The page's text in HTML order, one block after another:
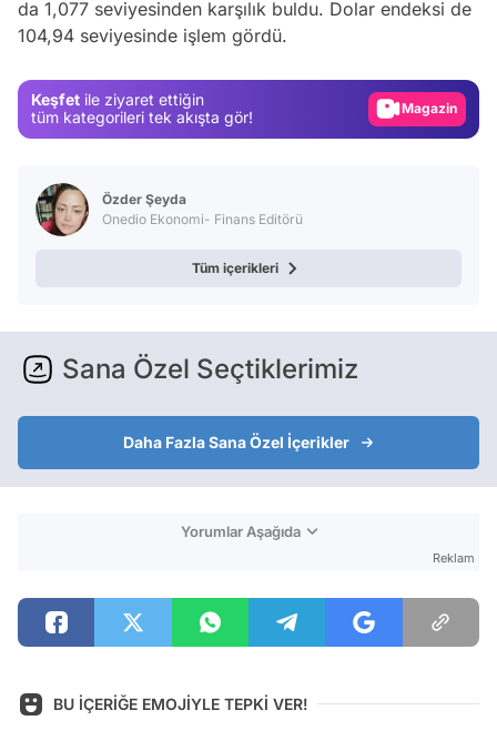
da 1,077 seviyesinden karşılık buldu. Dolar endeksi de
104,94 seviyesinde işlem gördü.
Keşfet ile ziyaret ettiğin
tüm kategorileri tek akışta gör!
Magazin
Özder Şeyda
Onedio Ekonomi- Finans Editörü
Tüm içerikleri
Sana Özel Seçtiklerimiz
Daha Fazla Sana Özel İçerikler
Yorumlar Aşağıda
Reklam
BU İÇERİĞE EMOJİYLE TEPKİ VER!